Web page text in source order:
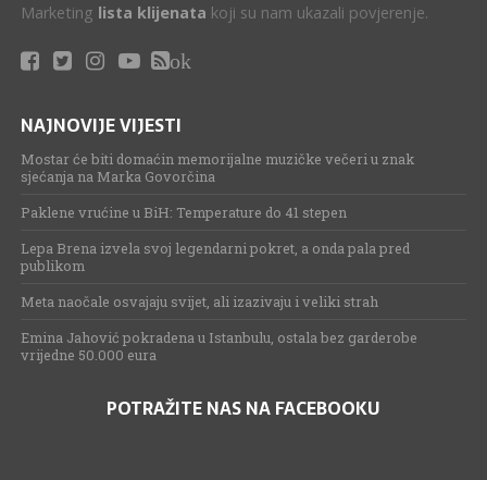
Marketing lista klijenata koji su nam ukazali povjerenje.
ok
NAJNOVIJE VIJESTI
Mostar će biti domaćin memorijalne muzičke večeri u znak
sjećanja na Marka Govorčina
Paklene vrućine u BiH: Temperature do 41 stepen
Lepa Brena izvela svoj legendarni pokret, a onda pala pred
publikom
Meta naočale osvajaju svijet, ali izazivaju i veliki strah
Emina Jahović pokradena u Istanbulu, ostala bez garderobe
vrijedne 50.000 eura
POTRAŽITE NAS NA FACEBOOKU